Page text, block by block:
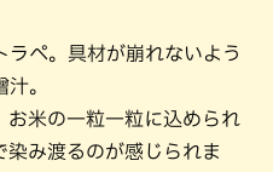
ラペ。具材が崩れないよう
。
米の一粒一粒に込められ
染み渡るのが感じられま